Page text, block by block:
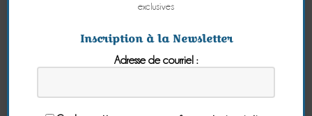
Le pain et les
brioches du
petit déjeuner
exclusives
Inscription à la Newsletter
Adresse de courriel :